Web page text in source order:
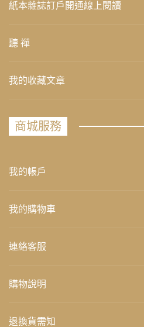
紙本雜誌訂戶開通線上閱讀
聽 禪
我的收藏文章
商城服務
我的帳戶
我的購物車
連絡客服
購物說明
退換貨需知